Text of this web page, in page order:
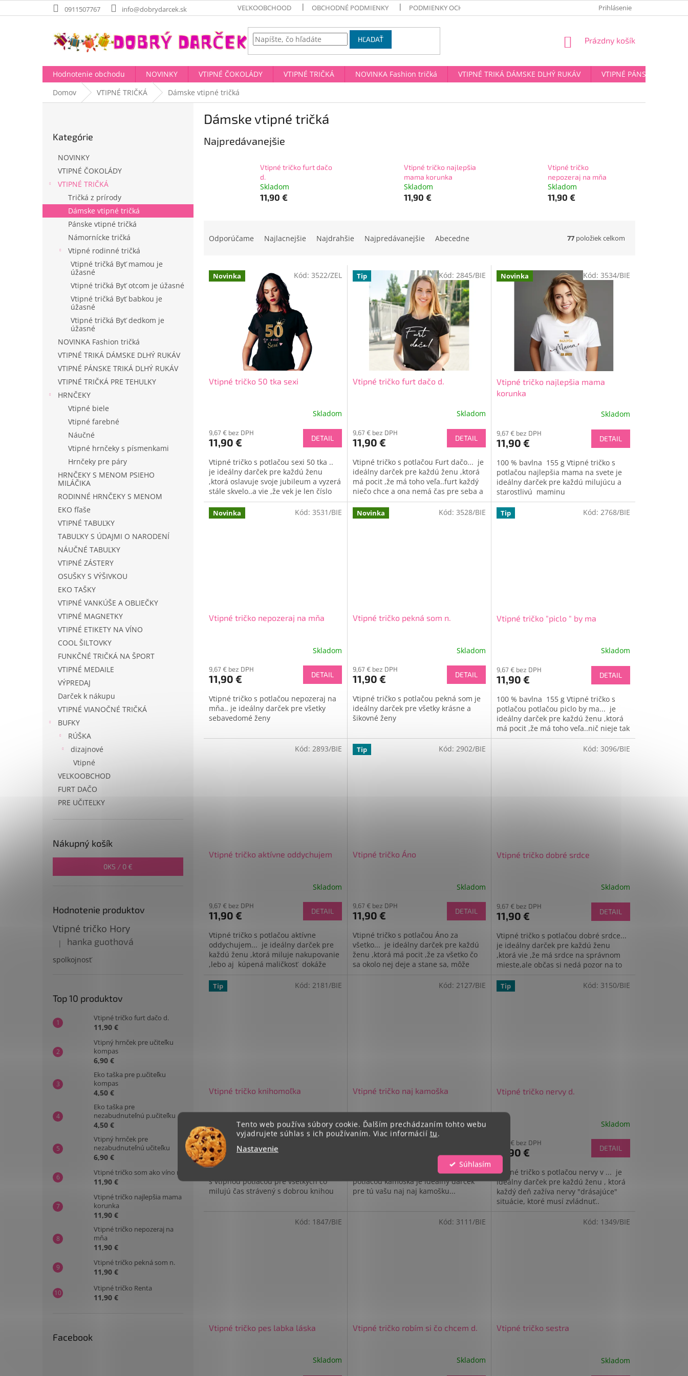
Tento web používa súbory cookie. Ďalším prechádzaním tohto webu
vyjadrujete súhlas s ich používaním. Viac informácií tu.
Nastavenie
Súhlasím
na
0911507767 info@dobrydarcek.sk VEĽKOOBCHOOD OBCHODNÉ PODMIENKY PODMIENKY OCHRANY OSOBNÝCH ÚDAJOV Prihlásenie
HĽADAŤ
NÁKUPNÝ
Prázdny košík
Hodnotenie obchodu NOVINKY VTIPNÉ ČOKOLÁDY VTIPNÉ TRIČKÁ NOVINKA Fashion tričká VTIPNÉ TRIKÁ DÁMSKE DLHÝ RUKÁV
VTIPNÉ PÁNSKE TRIKÁ
Domov
VTIPNÉ TRIČKÁ Dámske vtipné tričká
kategórie
Kategórie
NOVINKY
VTIPNÉ ČOKOLÁDY
VTIPNÉ TRIČKÁ
Tričká z prírody
Dámske vtipné tričká
Pánske vtipné tričká
Námornícke tričká
Vtipné rodinné tričká
Vtipné tričká Byť mamou je
úžasné
Vtipné tričká Byť otcom je úžasné
Vtipné tričká Byť babkou je
úžasné
Vtipné tričká Byť dedkom je
úžasné
NOVINKA Fashion tričká
VTIPNÉ TRIKÁ DÁMSKE DLHÝ RUKÁV
VTIPNÉ PÁNSKE TRIKÁ DLHÝ RUKÁV
VTIPNÉ TRIČKÁ PRE TEHULKY
HRNČEKY
Vtipné biele
Vtipné farebné
Náučné
Vtipné hrnčeky s písmenkami
Hrnčeky pre páry
HRNČEKY S MENOM PSIEHO
MILÁČIKA
RODINNÉ HRNČEKY S MENOM
EKO fľaše
VTIPNÉ TABUĽKY
TABUĽKY S ÚDAJMI O NARODENÍ
NÁUČNÉ TABUĽKY
VTIPNÉ ZÁSTERY
OSUŠKY S VÝŠIVKOU
EKO TAŠKY
VTIPNÉ VANKÚŠE A OBLIEČKY
VTIPNÉ MAGNETKY
VTIPNÉ ETIKETY NA VÍNO
COOL ŠILTOVKY
FUNKČNÉ TRIČKÁ NA ŠPORT
VTIPNÉ MEDAILE
VÝPREDAJ
Darček k nákupu
VTIPNÉ VIANOČNÉ TRIČKÁ
BUFKY
RÚŠKA
dizajnové
Vtipné
VEĽKOOBCHOD
FURT DAČO
PRE UČITEĽKY
Nákupný košík
0KS / 0 €
Hodnotenie produktov
Vtipné tričko Hory
Hodnotenie produktu je 5 z 5 hviezdičiek.
| hanka guothová
spolkojnosť
Top 10 produktov
Vtipné tričko furt dačo d.
11,90 €
Vtipný hrnček pre učiteľku
kompas
6,90 €
Eko taška pre p.učiteľku
kompas
4,50 €
Eko taška pre
nezabudnuteľnú p.učiteľku
4,50 €
Vtipný hrnček pre
nezabudnuteľnú učiteľku
6,90 €
Vtipné tričko som ako víno n.
11,90 €
Vtipné tričko najlepšia mama
korunka
11,90 €
Vtipné tričko nepozeraj na
mňa
11,90 €
Vtipné tričko pekná som n.
11,90 €
Vtipné tričko Renta
11,90 €
Facebook
Dámske vtipné tričká
Najpredávanejšie
Vtipné tričko furt dačo
d.
Skladom
11,90 €
Vtipné tričko najlepšia
mama korunka
Skladom
11,90 €
Vtipné tričko
nepozeraj na mňa
Skladom
11,90 €
n
Odporúčame Najlacnejšie Najdrahšie Najpredávanejšie Abecedne 77 položiek celkom
V Novinka
Vtipné tričko 50 tka sexi
Skladom
9,67 € bez DPH
11,90 € DETAIL
Vtipné tričko s potlačou sexi 50 tka ..
je ideálny darček pre každú ženu
,ktorá oslavuje svoje jubileum a vyzerá
stále skvelo..a vie ,že vek je len číslo
Kód: 3522/ZEL Tip
Vtipné tričko furt dačo d.
produktu
je
z
5
hviezdičiek.
Skladom
9,67 € bez DPH
11,90 € DETAIL
Vtipné tričko s potlačou Furt dačo... je
ideálny darček pre každú ženu ,ktorá
má pocit ,že má toho veľa..furt každý
niečo chce a ona nemá čas pre seba a
nestíha..
Kód: 2845/BIE Novinka
Vtipné tričko najlepšia mama
korunka
Skladom
9,67 € bez DPH
11,90 € DETAIL
100 % bavlna 155 g Vtipné tričko s
potlačou najlepšia mama na svete je
ideálny darček pre každú milujúcu a
starostlivú maminu
Kód: 3534/BIE
Novinka
Vtipné tričko nepozeraj na mňa
Skladom
9,67 € bez DPH
11,90 € DETAIL
Vtipné tričko s potlačou nepozeraj na
mňa.. je ideálny darček pre všetky
sebavedomé ženy
Kód: 3531/BIE Novinka
Vtipné tričko pekná som n.
Skladom
9,67 € bez DPH
11,90 € DETAIL
Vtipné tričko s potlačou pekná som je
ideálny darček pre všetky krásne a
šikovné ženy
Kód: 3528/BIE Tip
Vtipné tričko "piclo " by ma
produktu
je
z
5
hviezdičiek.
Skladom
9,67 € bez DPH
11,90 € DETAIL
100 % bavlna 155 g Vtipné tričko s
potlačou potlačou piclo by ma... je
ideálny darček pre každú ženu ,ktorá
má pocit ,že má toho veľa..nič nieje tak
ako má byť...
Kód: 2768/BIE
Vtipné tričko aktívne oddychujem
Skladom
9,67 € bez DPH
11,90 € DETAIL
Vtipné tričko s potlačou aktívne
oddychujem... je ideálny darček pre
každú ženu ,ktorá miluje nakupovanie
,lebo aj kúpená maličkosť dokáže
Kód: 2893/BIE Tip
Vtipné tričko Áno
produktu
je
z
5
hviezdičiek.
Skladom
9,67 € bez DPH
11,90 € DETAIL
Vtipné tričko s potlačou Áno za
všetko... je ideálny darček pre každú
ženu ,ktorá má pocit ,že za všetko čo
sa okolo nej deje a stane sa, môže
Kód: 2902/BIE
Vtipné tričko dobré srdce
Skladom
9,67 € bez DPH
11,90 € DETAIL
Vtipné tričko s potlačou dobré srdce...
je ideálny darček pre každú ženu
,ktorá vie ,že má srdce na správnom
mieste,ale občas si nedá pozor na to
Kód: 3096/BIE
Tip
Vtipné tričko knihomoľka
Skladom
9,67 € bez DPH
11,90 €
s vtipnou potlačou pre všetkých čo
milujú čas strávený s dobrou knihou
Kód: 2181/BIE
Vtipné tričko naj kamoška
Skladom
100 % bavlna 155 g Vtipné tričko s
potlačou kamoška je ideálny darček
pre tú vašu naj naj kamošku...
Kód: 2127/BIE Tip
Vtipné tričko nervy d.
Skladom
9,67 € bez DPH
11,90 € DETAIL
Vtipné tričko s potlačou nervy v ... je
ideálny darček pre každú ženu , ktorá
každý deň zažíva nervy "drásajúce"
situácie, ktoré musí zvládnuť..
Kód: 3150/BIE
Vtipné tričko pes labka láska
Skladom
Kód: 1847/BIE
Vtipné tričko robím si čo chcem d.
Skladom
Kód: 3111/BIE
Vtipné tričko sestra
Skladom
Kód: 1349/BIE
Dobrý darček